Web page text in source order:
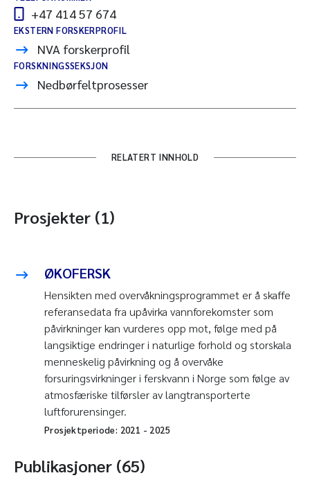
+47 414 57 674
EKSTERN FORSKERPROFIL
NVA forskerprofil
FORSKNINGSSEKSJON
Nedbørfeltprosesser
RELATERT INNHOLD
Prosjekter (1)
ØKOFERSK
Hensikten med overvåkningsprogrammet er å skaffe
referansedata fra upåvirka vannforekomster som
påvirkninger kan vurderes opp mot, følge med på
langsiktige endringer i naturlige forhold og storskala
menneskelig påvirkning og å overvåke
forsuringsvirkninger i ferskvann i Norge som følge av
atmosfæriske tilførsler av langtransporterte
luftforurensinger.
Prosjektperiode: 2021 - 2025
Publikasjoner (65)